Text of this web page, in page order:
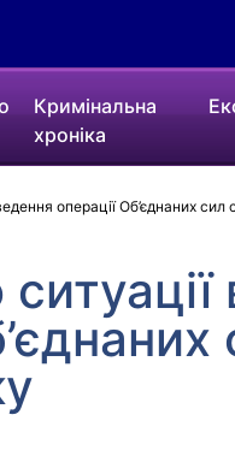
Кримінальна
хроніка
операції Об’єднаних